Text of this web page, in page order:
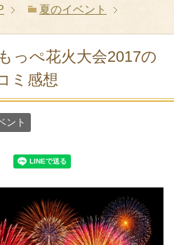
夏のイベント
っぺ花火大会2017の
ミ感想
ント